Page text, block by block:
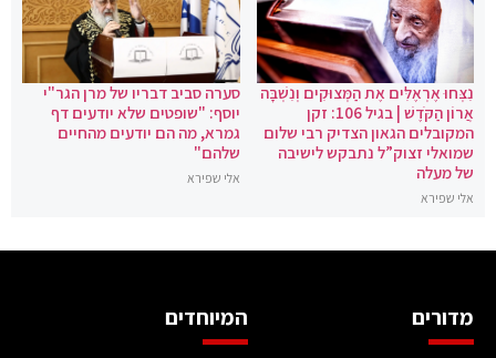
נִצְּחוּ אֶרְאֶלִּים אֶת הַמְּצוּקִים וְנִשְׁבָּה
אֲרוֹן הַקֹּדֶשׁ | בגיל 106: זקן
המקובלים הגאון הצדיק רבי שלום
שמואלי זצוק”ל נתבקש לישיבה
של מעלה
אלי שפירא
סערה סביב דבריו של מרן הגר"י
יוסף: "שופטים שלא יודעים דף
גמרא, מה הם יודעים מהחיים
שלהם"
אלי שפירא
מדורים המיוחדים